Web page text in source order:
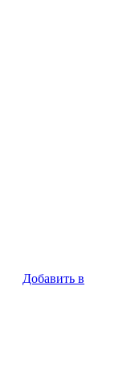
Добавить в